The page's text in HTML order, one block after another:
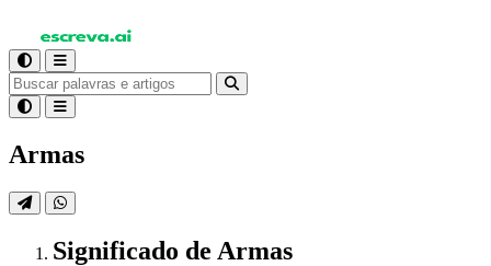
Armas
Significado de Armas